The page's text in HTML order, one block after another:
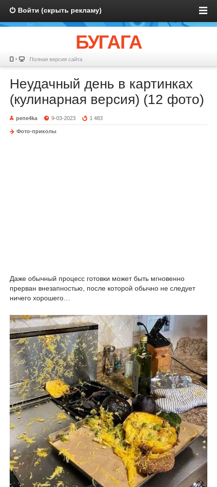
Войти (скрыть рекламу)
БУГАГА
Полная версия сайта
Неудачный день в картинках
(кулинарная версия) (12 фото)
pene4ka 9-03-2023 1 483
Фото-приколы
Даже обычный процесс готовки может быть мгновенно
прерван внезапностью, после которой обычно не следует
ничего хорошего…